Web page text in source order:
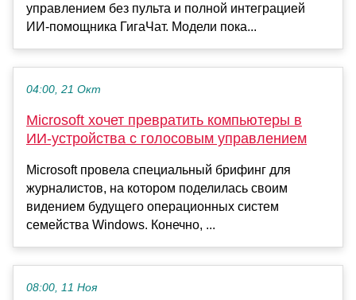
управлением без пульта и полной интеграцией
ИИ-помощника ГигаЧат. Модели пока...
04:00, 21 Окт
Microsoft хочет превратить компьютеры в
ИИ-устройства с голосовым управлением
Microsoft провела специальный брифинг для
журналистов, на котором поделилась своим
видением будущего операционных систем
семейства Windows. Конечно, ...
08:00, 11 Ноя